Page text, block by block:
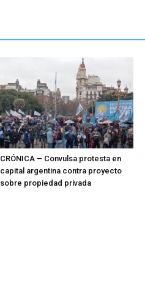
CRÓNICA – Convulsa protesta en
capital argentina contra proyecto
sobre propiedad privada